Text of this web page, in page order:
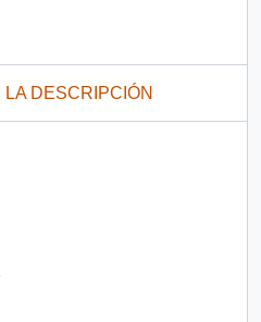
DESCRIPCIÓN